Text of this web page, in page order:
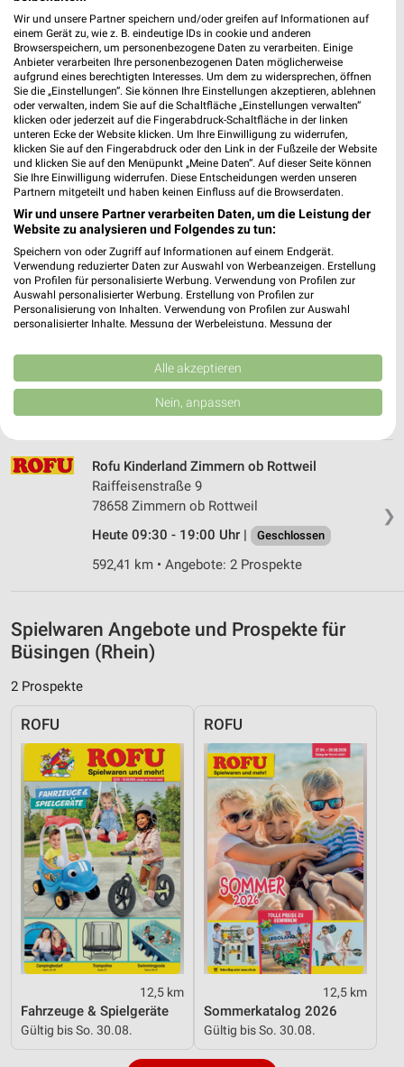
Ernsting's family Villingen-Schwenningen
Friedrich-Ebert-Straße 12-14
78054 Villingen-Schwenningen
Heute 09:00 - 18:00 Uhr |
Geschlossen
604,21 km
Ernsting's family Villingen-Schwenningen
Rietstraße 28
Heute 09:00 - 18:00 Uhr | Geschlossen
607,57 km
Rofu Kinderland Laufenburg
79725 Laufenburg
Heute 09:30 - 19:00 Uhr | Geschlossen
669,04 km • Angebote: 2 Prospekte
❯
Rofu Kinderland Zimmern ob Rottweil
Raiffeisenstraße 9
78658 Zimmern ob Rottweil
Heute 09:30 - 19:00 Uhr |
Geschlossen
592,41 km • Angebote: 2 Prospekte
Spielwaren Angebote und Prospekte für
Büsingen (Rhein)
2 Prospekte
ROFU
12,5 km
Fahrzeuge & Spielgeräte
Gültig bis So. 30.08.
ROFU
12,5 km
Sommerkatalog 2026
Gültig bis So. 30.08.
Wir und unsere Partner speichern und/oder greifen auf Informationen auf
einem Gerät zu, wie z. B. eindeutige IDs in cookie und anderen
Browserspeichern, um personenbezogene Daten zu verarbeiten. Einige
Anbieter verarbeiten Ihre personenbezogenen Daten möglicherweise
aufgrund eines berechtigten Interesses. Um dem zu widersprechen, öffnen
Sie die „Einstellungen“. Sie können Ihre Einstellungen akzeptieren, ablehnen
oder verwalten, indem Sie auf die Schaltfläche „Einstellungen verwalten“
klicken oder jederzeit auf die Fingerabdruck-Schaltfläche in der linken
unteren Ecke der Website klicken. Um Ihre Einwilligung zu widerrufen,
klicken Sie auf den Fingerabdruck oder den Link in der Fußzeile der Website
und klicken Sie auf den Menüpunkt „Meine Daten“. Auf dieser Seite können
Sie Ihre Einwilligung widerrufen. Diese Entscheidungen werden unseren
Partnern mitgeteilt und haben keinen Einfluss auf die Browserdaten.
Wir und unsere Partner verarbeiten Daten, um die Leistung der
Website zu analysieren und Folgendes zu tun:
Speichern von oder Zugriff auf Informationen auf einem Endgerät.
Verwendung reduzierter Daten zur Auswahl von Werbeanzeigen. Erstellung
von Profilen für personalisierte Werbung. Verwendung von Profilen zur
Auswahl personalisierter Werbung. Erstellung von Profilen zur
Personalisierung von Inhalten. Verwendung von Profilen zur Auswahl
personalisierter Inhalte. Messung der Werbeleistung. Messung der
Kombinationen von Daten aus verschiedenen Quellen. Entwicklung und
Verbesserung der Angebote. Verwendung reduzierter Daten zur Auswahl
von Inhalten.
Daten können außerhalb der Europäischen Union weitergegeben und in die
Website/App.
Partnerliste anzeigen (1 IAB-Anbieter)
Wir nutzen Ihre Daten für folgende Zwecke:
IAB-Verarbeitungszwecke:
Speichern von oder Zugriff auf Informationen
auf einem Endgerät
Erstellung von Profilen für personalisierte
Werbung
Verwendung von Profilen zur Auswahl
Erstellung von Profilen zur Personalisierung
von Inhalten
Verwendung von Profilen zur Auswahl
personalisierter Inhalte
Messung der Werbeleistung
Messung der Performance von Inhalten
Analyse von Zielgruppen durch Statistiken oder
Kombinationen von Daten aus verschiedenen
Quellen
Entwicklung und Verbesserung der Angebote
Verwendung reduzierter Daten zur Auswahl von
Alle akzeptieren
Nein, anpassen